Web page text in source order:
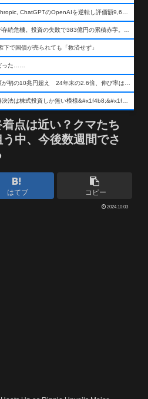
【ソフトバンクG悲報】ClaudeのAnthropic, ChatGPTのOpenAIを逆転し評価額9,650億ドル (約154兆円) の世界一価値あるAI企業に……
安倍晋三の「クールジャパン機構」が存続危機。投資の失敗で383億円の累積赤字。2025年度決算も大赤字の可能性。責任の所在はウヤムヤ
下で国債が売られても「救済せず」
った……
謎の巨大謎組織、『丸紅』。時価総額が初の10兆円超え 24年末の2.6倍、伸び率は謎組織首位
【高市早苗】物価高の昨今、唯一の解決法は株式投資しか無い模様&#x1f4b8;&#x1f4b8;&#x1f4b8;
点は近い？クマたち
中、今後数週間でさ
はてブ コピー
2024.10.03